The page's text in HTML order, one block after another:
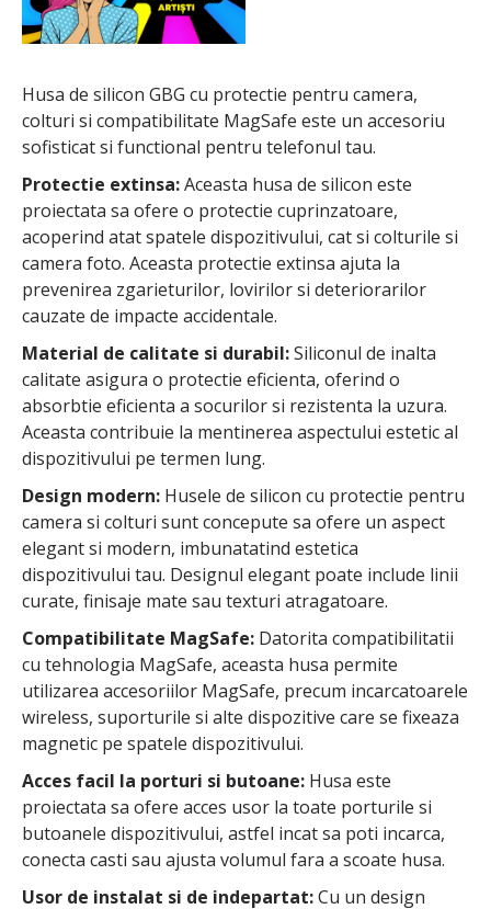
Husa de silicon GBG cu protectie pentru camera,
colturi si compatibilitate MagSafe este un accesoriu
sofisticat si functional pentru telefonul tau.
Protectie extinsa:Aceasta husa de silicon este
proiectata sa ofere o protectie cuprinzatoare,
acoperind atat spatele dispozitivului, cat si colturile si
camera foto. Aceasta protectie extinsa ajuta la
prevenirea zgarieturilor, lovirilor si deteriorarilor
cauzate de impacte accidentale.
Material de calitate si durabil:Siliconul de inalta
calitate asigura o protectie eficienta, oferind o
absorbtie eficienta a socurilor si rezistenta la uzura.
Aceasta contribuie la mentinerea aspectului estetic al
dispozitivului pe termen lung.
Design modern: Husele de silicon cu protectie pentru
camera si colturi sunt concepute sa ofere un aspect
elegant si modern, imbunatatind estetica
dispozitivului tau. Designul elegant poate include linii
curate, finisaje mate sau texturi atragatoare.
Compatibilitate MagSafe: Datorita compatibilitatii
cu tehnologia MagSafe, aceasta husa permite
utilizarea accesoriilor MagSafe, precum incarcatoarele
wireless, suporturile si alte dispozitive care se fixeaza
magnetic pe spatele dispozitivului.
Acces facil la porturi si butoane: Husa este
proiectata sa ofere acces usor la toate porturile si
butoanele dispozitivului, astfel incat sa poti incarca,
conecta casti sau ajusta volumul fara a scoate husa.
Usor de instalat si de indepartat:Cu un design